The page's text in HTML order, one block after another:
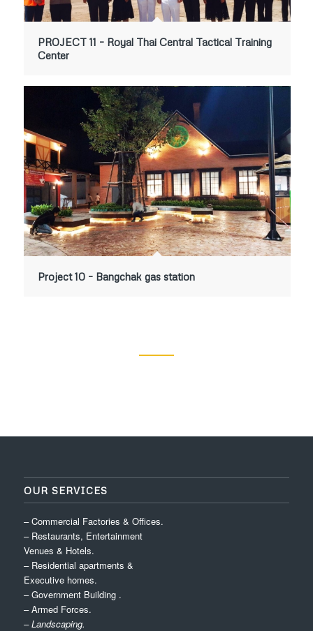
PROJECT 11 – Royal Thai Central Tactical Training
Center
Project 10 – Bangchak gas station
OUR SERVICES
– Commercial Factories & Offices.
– Restaurants, Entertainment
Venues & Hotels.
– Residential apartments &
Executive homes.
– Government Building .
– Armed Forces.
– Landscaping.